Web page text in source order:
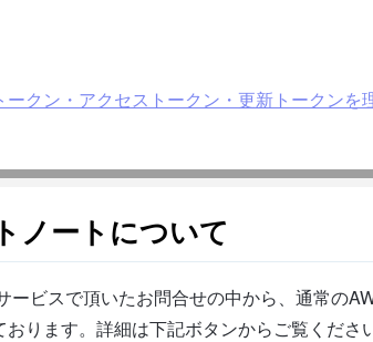
クン・アクセストークン・更新トークンを
ノートについて
ービスで頂いたお問合せの中から、通常の
ります。詳細は下記ボタンからご覧ください